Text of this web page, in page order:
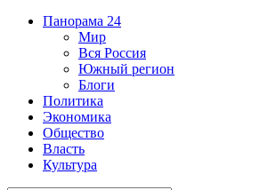
Панорама 24
Мир
Вся Россия
Южный регион
Блоги
Политика
Экономика
Общество
Власть
Культура